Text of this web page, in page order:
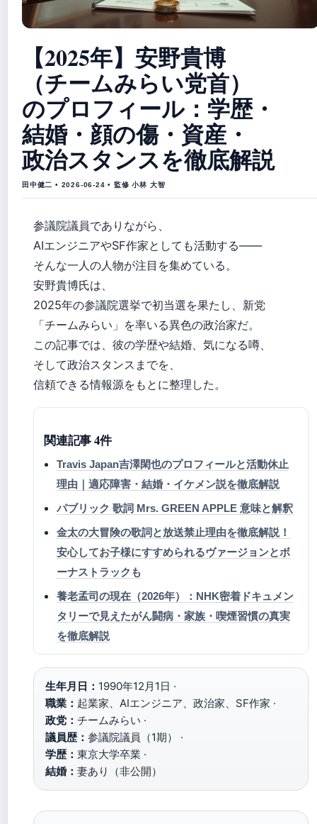
【2025年】安野貴博
（チームみらい党首）
のプロフィール：学歴・
結婚・顔の傷・資産・
政治スタンスを徹底解説
田中健二 • 2026-06-24 • 監修 小林 大智
参議院議員でありながら、
AIエンジニアやSF作家としても活動する――
そんな一人の人物が注目を集めている。
安野貴博氏は、
2025年の参議院選挙で初当選を果たし、新党
「チームみらい」を率いる異色の政治家だ。
この記事では、彼の学歴や結婚、気になる噂、
そして政治スタンスまでを、
信頼できる情報源をもとに整理した。
関連記事 4件
Travis Japan吉澤閑也のプロフィールと活動休止
理由｜適応障害・結婚・イケメン説を徹底解説
パブリック 歌詞 Mrs. GREEN APPLE 意味と解釈
金太の大冒険の歌詞と放送禁止理由を徹底解説！
安心してお子様にすすめられるヴァージョンとボ
ーナストラックも
養老孟司の現在（2026年）：NHK密着ドキュメン
タリーで見えたがん闘病・家族・喫煙習慣の真実
を徹底解説
生年月日： 1990年12月1日 ·
職業： 起業家、AIエンジニア、政治家、SF作家 ·
政党： チームみらい ·
議員歴： 参議院議員（1期） ·
学歴： 東京大学卒業 ·
結婚： 妻あり（非公開）